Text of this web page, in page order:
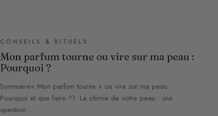
CONSEILS & RITUELS
Mon parfum tourne ou vire sur ma peau :
Pourquoi ?
Sommaire« Mon parfum tourne » ou vire sur ma peau :
Pourquoi et que faire ?1. La chimie de votre peau : une
question…